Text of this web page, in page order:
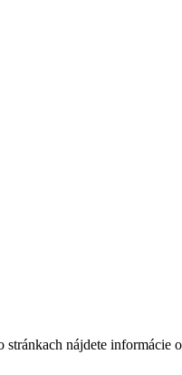
nájdete informácie